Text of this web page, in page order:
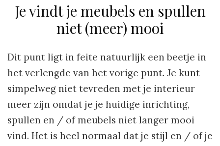
Je vindt je meubels en spullen
niet (meer) mooi
Dit punt ligt in feite natuurlijk een beetje in
het verlengde van het vorige punt. Je kunt
simpelweg niet tevreden met je interieur
meer zijn omdat je je huidige inrichting,
spullen en / of meubels niet langer mooi
vind. Het is heel normaal dat je stijl en / of je